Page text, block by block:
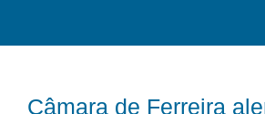
Câmara de Ferreira